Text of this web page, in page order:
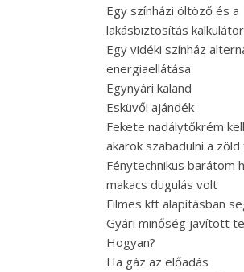
Egy színházi öltöző és a
lakásbiztosítás kalkulátor
Egy vidéki színház
energiaellátása
Egynyári kaland
Esküvői ajándék
Fekete nadálytőkrém
akarok szabadulni a
Fénytechnikus barátom
makacs dugulás volt
Filmes kft alapításban
Gyári minőség javított
Hogyan?
Ha gáz az előadás